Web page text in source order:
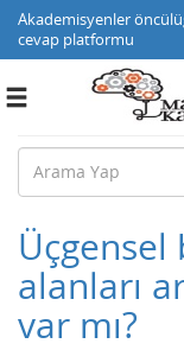
Akademisyenler
cevap platformu
Toggle
alanları
var mı?